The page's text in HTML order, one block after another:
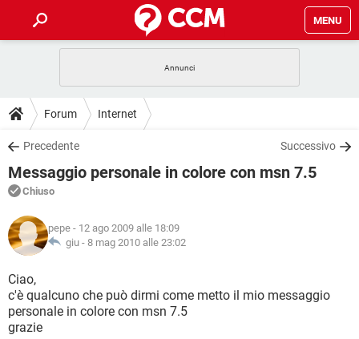
MENU
INTRATTENIMENTO
iOS
INSTAGRAM WHATSAPP
TIKTOK
HARDWARE
GUIDE
COVID-19
iOS
INSTAGRAM
TIKTOK
DOWNLOAD
COVID-19 GAMING
INTRATTENIMENTO
iOS
INSTAGRAM
TIKTOK
HARDWARE
FORUM
COVID-19
INTRATTENIMENTO
INSTAGRAM WHATSAPP
TIKTOK
GLOSSARIO
COVID-19
INTRATTENIMENTO
iOS
Forum Internet
Precedente Successivo
Messaggio personale in colore con msn 7.5
Chiuso
pepe - 12 ago 2009 alle 18:09
giu - 8 mag 2010 alle 23:02
Ciao,
c'è qualcuno che può dirmi come metto il mio messaggio
personale in colore con msn 7.5
grazie